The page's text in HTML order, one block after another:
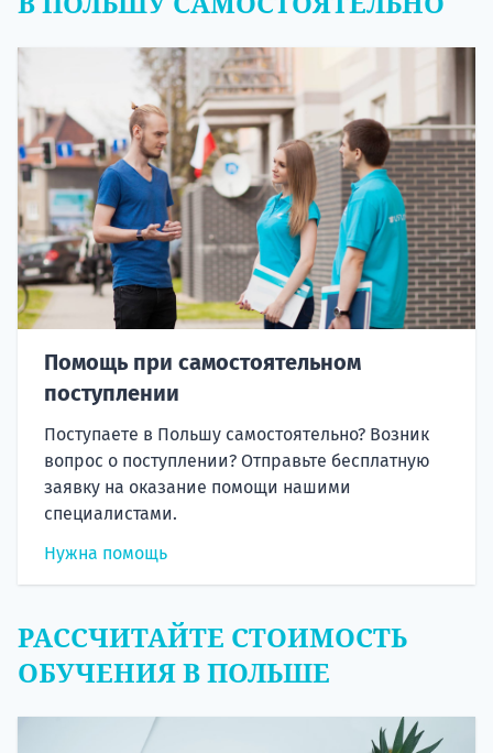
Помощь при самостоятельном
поступлении
Поступаете в Польшу самостоятельно? Возник
вопрос о поступлении? Отправьте бесплатную
заявку на оказание помощи нашими
специалистами.
Нужна помощь
РАССЧИТАЙТЕ СТОИМОСТЬ
ОБУЧЕНИЯ В ПОЛЬШЕ